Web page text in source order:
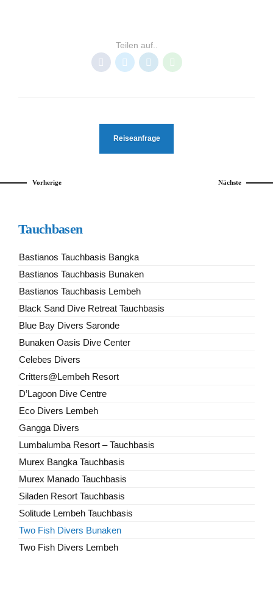
Teilen auf..
Reiseanfrage
Vorherige Nächste
Tauchbasen
Bastianos Tauchbasis Bangka
Bastianos Tauchbasis Bunaken
Bastianos Tauchbasis Lembeh
Black Sand Dive Retreat Tauchbasis
Blue Bay Divers Saronde
Bunaken Oasis Dive Center
Celebes Divers
Critters@Lembeh Resort
D’Lagoon Dive Centre
Eco Divers Lembeh
Gangga Divers
Lumbalumba Resort – Tauchbasis
Murex Bangka Tauchbasis
Murex Manado Tauchbasis
Siladen Resort Tauchbasis
Solitude Lembeh Tauchbasis
Two Fish Divers Bunaken
Two Fish Divers Lembeh